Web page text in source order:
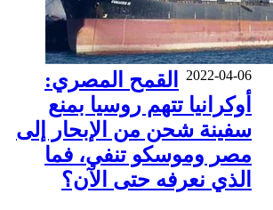
2022-04-06
القمح المصري:
أوكرانيا تتهم روسيا بمنع
سفينة شحن من الإبحار إلى
مصر وموسكو تنفي، فما
الذي نعرفه حتى الآن؟